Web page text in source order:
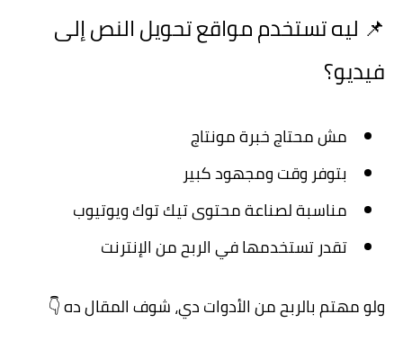
📌 ليه تستخدم مواقع تحويل النص إلى
فيديو؟
مش محتاج خبرة مونتاج
بتوفر وقت ومجهود كبير
مناسبة لصناعة محتوى تيك توك ويوتيوب
تقدر تستخدمها في الربح من الإنترنت
ولو مهتم بالربح من الأدوات دي، شوف المقال ده 👇